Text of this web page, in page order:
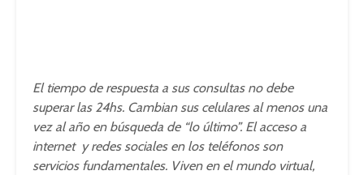
El tiempo de respuesta a sus consultas no debe
superar las 24hs. Cambian sus celulares al menos una
vez al año en búsqueda de “lo último”. El acceso a
internet y redes sociales en los teléfonos son
servicios fundamentales. Viven en el mundo virtual,